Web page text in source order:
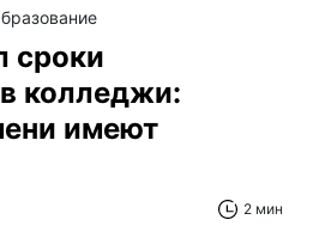
сроки
колледжи:
имеют
2 мин